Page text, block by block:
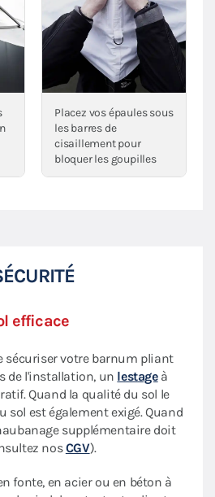
Placez vos épaules sous
les barres de
cisaillement pour
bloquer les goupilles
efficace
sécuriser votre barnum pliant
de l'installation, un lestageà
Quand la qualité du sol le
sol est également exigé. Quand
supplémentaire doit
nosCGV).
fonte, en acier ou en béton à